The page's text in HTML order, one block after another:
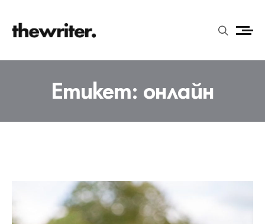
Етикет: онлайн